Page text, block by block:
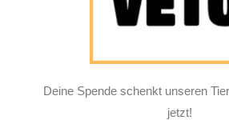
Deine Spende schenkt unseren
jetzt!